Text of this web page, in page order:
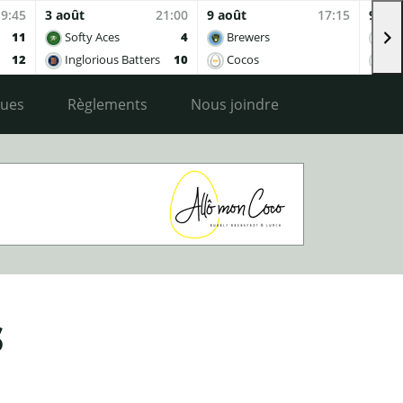
11
12
3 août 21:00
Softy Aces
4
Inglorious Batters
10
9 août 17:15
Brewers
Cocos
9
Règlements Nous joindre